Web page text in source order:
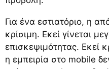
Για ένα εστιατόριο, η
κρίσιμη. Εκεί γίνεται
επισκεψιμότητας. Εκεί
η εμπειρία στο mobile